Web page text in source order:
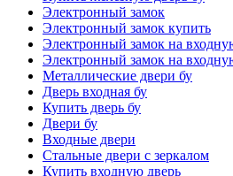
Электронный замок
Электронный замок купить
Электронный замок на
Электронный замок на
Металлические двери бу
Дверь входная бу
Купить дверь бу
Двери бу
Входные двери
Стальные двери с зеркалом
Купить входную дверь